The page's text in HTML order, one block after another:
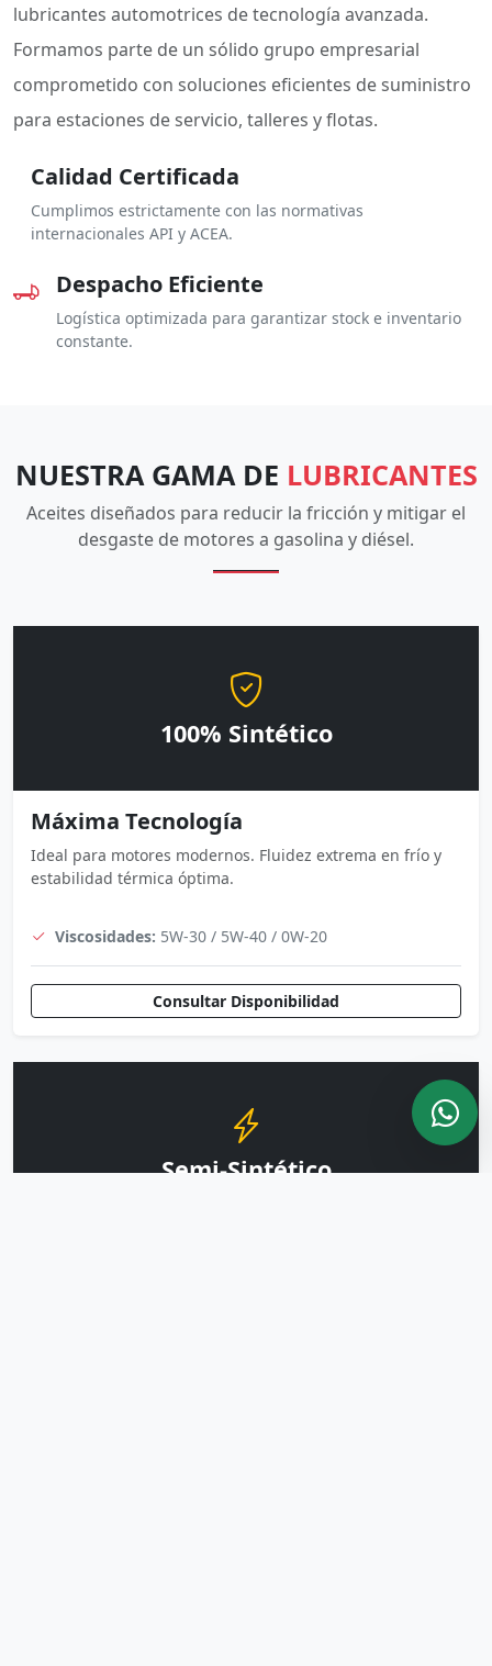
lubricantes automotrices de tecnología avanzada.
Formamos parte de un sólido grupo empresarial
comprometido con soluciones eficientes de suministro
para estaciones de servicio, talleres y flotas.
Calidad Certificada
Cumplimos estrictamente con las normativas
internacionales API y ACEA.
Despacho Eficiente
Logística optimizada para garantizar stock e inventario
constante.
NUESTRA GAMA DE LUBRICANTES
Aceites diseñados para reducir la fricción y mitigar el
desgaste de motores a gasolina y diésel.
100% Sintético
Máxima Tecnología
Ideal para motores modernos. Fluidez extrema en frío y
estabilidad térmica óptima.
Viscosidades: 5W-30 / 5W-40 / 0W-20
Consultar Disponibilidad
Semi-Sintético